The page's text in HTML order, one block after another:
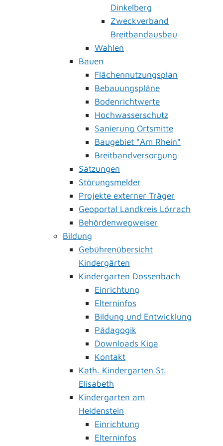
Dinkelberg
Zweckverband
Breitbandausbau
Wahlen
Bauen
Flächennutzungsplan
Bebauungspläne
Bodenrichtwerte
Hochwasserschutz
Sanierung Ortsmitte
Baugebiet "Am Rhein"
Breitbandversorgung
Satzungen
Störungsmelder
Projekte externer Träger
Geoportal Landkreis Lörrach
Behördenwegweiser
Bildung
Gebührenübersicht
Kindergärten
Kindergarten Dossenbach
Einrichtung
Elterninfos
Bildung und Entwicklung
Pädagogik
Downloads Kiga
Kontakt
Kath. Kindergarten St.
Elisabeth
Kindergarten am
Heidenstein
Einrichtung
Elterninfos